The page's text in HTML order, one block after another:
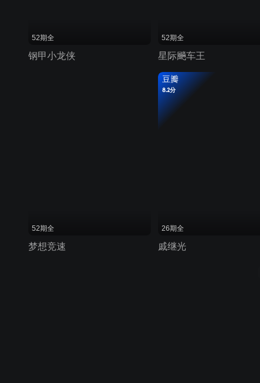
52期全
钢甲小龙侠
52期全
星际飈车王
52期全
梦想竞速
豆瓣
8.2分
26期全
戚继光